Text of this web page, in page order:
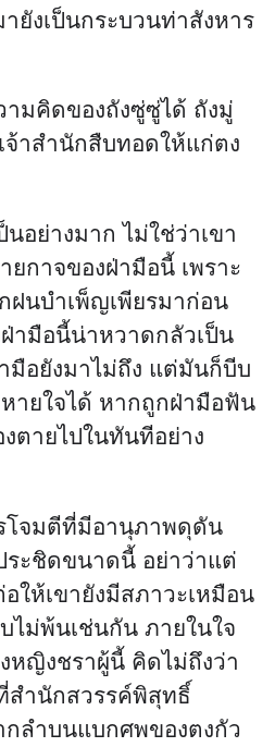
ยังเป็นกระบวนท่าสังหาร
มคิดของถังซู่ซู่ได้ ถังมู่
จ้าสำนักสืบทอดให้แก่ตง
อย่างมาก ไม่ใช่ว่าเขา
ยกาจของฝ่ามือนี้ เพราะ
ฝนบำเพ็ญเพียรมาก่อน
ามือนี้น่าหวาดกลัวเป็น
มือยังมาไม่ถึง แต่มันก็บีบ
ายใจได้ หากถูกฝ่ามือฟัน
งตายไปในทันทีอย่าง
โจมตีที่มีอานุภาพดุดัน
ระชิดขนาดนี้ อย่าว่าแต่
ให้เขายังมีสภาวะเหมือน
ไม่พ้นเช่นกัน ภายในใจ
หญิงชราผู้นี้ คิดไม่ถึงว่า
สำนักสวรรค์พิสุทธิ์
กลำบนแบกศพของตงกัว